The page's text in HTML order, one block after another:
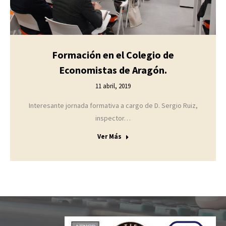
Formación en el Colegio de
Economistas de Aragón.
11 abril, 2019
Interesante jornada formativa a cargo de D. Sergio Ruiz,
inspector…
Ver Más